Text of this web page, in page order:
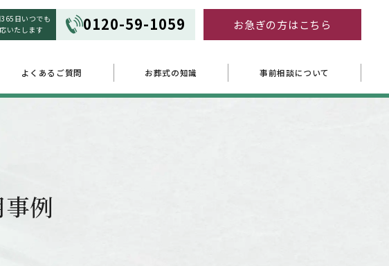
日いつでも
いたします
0120-59-1059 お急ぎの方はこちら
よくあるご質問 お葬式の知識 事前相談について
例